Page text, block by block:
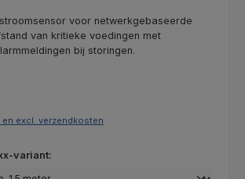
voor netwerkgebaseerde
van kritieke voedingen met
bij storingen.
en excl. verzendkosten
variant: